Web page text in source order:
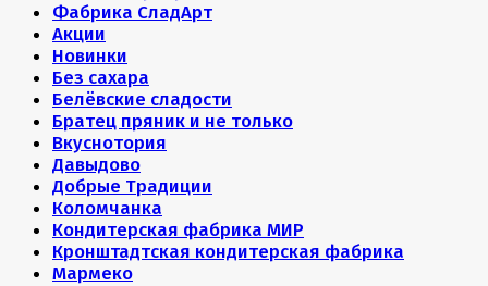
Фабрика СладАрт
Акции
Новинки
Без сахара
Белёвские сладости
Братец пряник и не только
Вкуснотория
Давыдово
Добрые Традиции
Коломчанка
Кондитерская фабрика МИР
Кронштадтская кондитерская фабрика
Мармеко